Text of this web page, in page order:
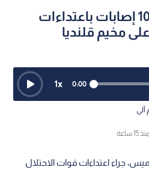
مصادر فلسطينية: 10 إصابات باعتداءات
مخيم قلنديا
0:00
1x
آلي
منذ 15 ساعة
جراء اعتداءات قوات الاحتلال